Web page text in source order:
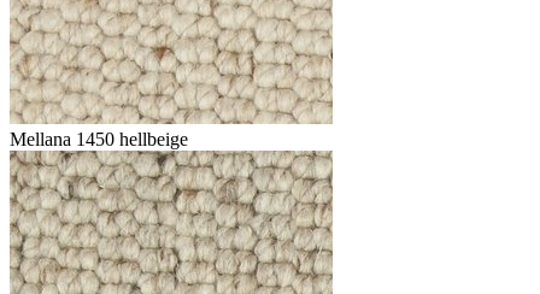
Mellana 1450 hellbeige